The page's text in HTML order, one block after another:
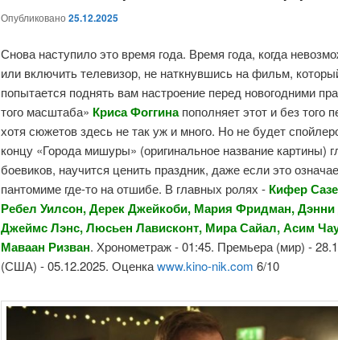
Опубликовано25.12.2025
Снова наступило это время года. Время года, когда
или включить телевизор, не наткнувшись на фильм,
попытается поднять вам настроение перед новогодними
того масштаба» Криса Фоггинапополняет этот и без того
хотя сюжетов здесь не так уж и много. Но не будет
концу «Города мишуры» (оригинальное название картины)
боевиков, научится ценить праздник, даже если это
пантомиме где-то на отшибе. В главных ролях - Кифер
Ребел Уилсон, Дерек Джейкоби, Мария Фридман,
Джеймс Лэнс, Люсьен Лависконт, Мира Сайал, Асим
Маваан Ризван. Хронометраж - 01:45. Премьера (мир) -
(США) - 05.12.2025. Оценкаwww.kino-nik.com 6/10